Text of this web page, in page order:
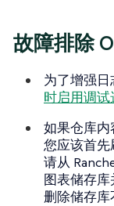
故障排除
为了增强日
时启用调试
如果仓库内
您应该首先
请从
图表储存库
删除储存库